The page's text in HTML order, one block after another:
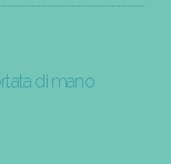
di mano